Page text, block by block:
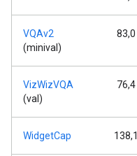
VQAv2
(minival)
83,0
VizWizVQA
(val)
76,4
WidgetCap 138,1